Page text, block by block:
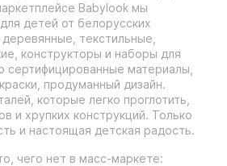
Babylook мы
детей от белорусских
текстильные,
конструкторы и наборы для
сертифицированные материалы,
продуманный дизайн.
которые легко проглотить,
и хрупких конструкций. Только
и настоящая детская радость.
чего нет в масс-маркете: